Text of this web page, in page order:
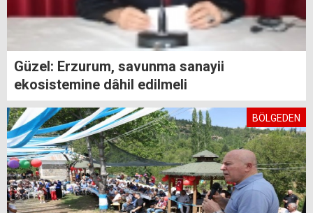
Güzel: Erzurum, savunma sanayii
ekosistemine dâhil edilmeli
BÖLGEDEN